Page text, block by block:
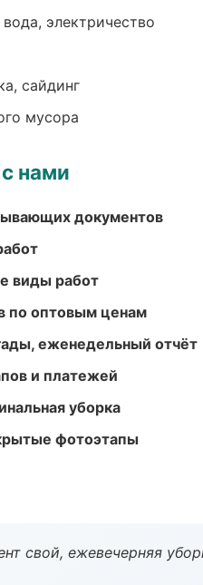
электричество
сайдинг
мусора
нами
документов
виды работ
по оптовым ценам
еженедельный отчёт
и платежей
уборка
фотоэтапы
свой, ежевечерняя